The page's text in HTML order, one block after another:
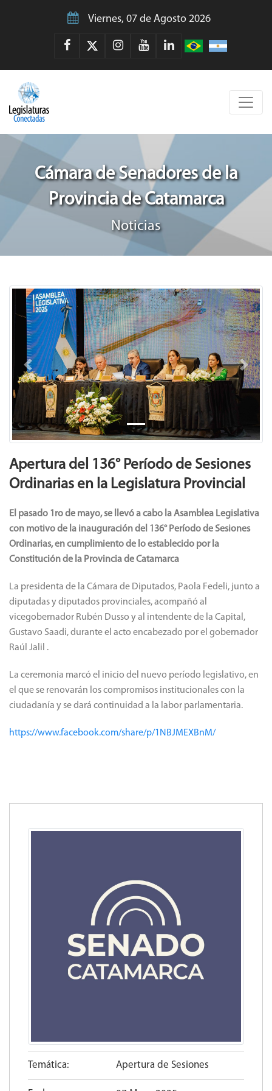
Viernes, 07 de Agosto 2026
Cámara de Senadores de la
Provincia de Catamarca
Noticias
Previous Next
Apertura del 136° Período de Sesiones
Ordinarias en la Legislatura Provincial
El pasado 1ro de mayo, se llevó a cabo la Asamblea Legislativa
con motivo de la inauguración del 136° Período de Sesiones
Ordinarias, en cumplimiento de lo establecido por la
Constitución de la Provincia de Catamarca
La presidenta de la Cámara de Diputados, Paola Fedeli, junto a
diputadas y diputados provinciales, acompañó al
vicegobernador Rubén Dusso y al intendente de la Capital,
Gustavo Saadi, durante el acto encabezado por el gobernador
Raúl Jalil .
La ceremonia marcó el inicio del nuevo período legislativo, en
el que se renovarán los compromisos institucionales con la
ciudadanía y se dará continuidad a la labor parlamentaria.
https://www.facebook.com/share/p/1NBJMEXBnM/
Temática: Apertura de Sesiones